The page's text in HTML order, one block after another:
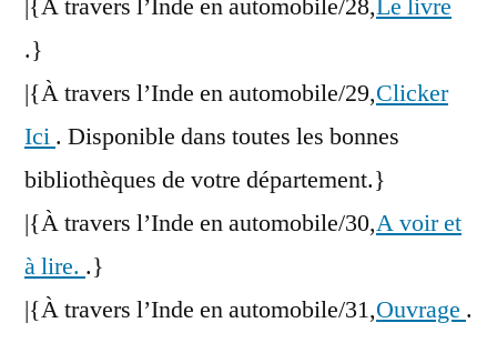
|{À travers l’Inde en automobile/28,Le livre
.}
|{À travers l’Inde en automobile/29,Clicker
Ici . Disponible dans toutes les bonnes
bibliothèques de votre département.}
|{À travers l’Inde en automobile/30,A voir et
à lire. .}
|{À travers l’Inde en automobile/31,Ouvrage .